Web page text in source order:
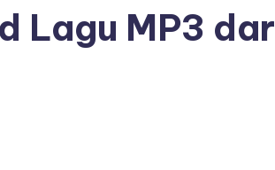
Lagu MP3